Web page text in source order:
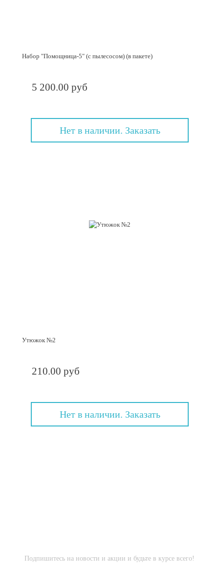
Набор "Помощница-5" (с пылесосом) (в пакете)
5 200.00 руб
Нет в наличии. Заказать
Утюжок №2
210.00 руб
Нет в наличии. Заказать
Подпишитесь на новости и акции и будьте в курсе всего!